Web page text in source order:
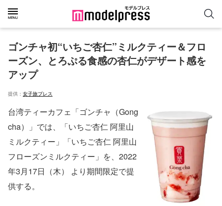
ゴンチャ初“いちご杏仁”ミルクティー＆フロ
ーズン、とろぷる食感の杏仁がデザート感を
アップ
提供： 女子旅プレス
台湾ティーカフェ「ゴンチャ（Gong
cha）」では、「いちご杏仁 阿里山
ミルクティー」「いちご杏仁 阿里山
フローズンミルクティー」を、2022
年3月17日（木） より期間限定で提
供する。